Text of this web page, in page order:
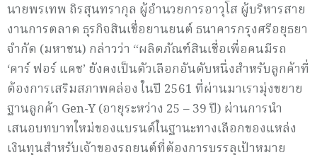
นายพรเทพ ถิรสุนทรากุล ผู้อำนวยการอาวุโส ผู้บริหารสาย
งานการตลาด ธุรกิจสินเชื่อยานยนต์ ธนาคารกรุงศรีอยุธยา
จำกัด (มหาชน) กล่าวว่า “ผลิตภัณฑ์สินเชื่อเพื่อคนมีรถ
‘คาร์ ฟอร์ แคช’ ยังคงเป็นตัวเลือกอันดับหนึ่งสำหรับลูกค้าที่
ต้องการเสริมสภาพคล่อง ในปี 2561 ที่ผ่านมาเรามุ่งขยาย
ฐานลูกค้า Gen-Y (อายุระหว่าง 25 – 39 ปี) ผ่านการนำ
เสนอบทบาทใหม่ของแบรนด์ในฐานะทางเลือกของแหล่ง
เงินทุนสำหรับเจ้าของรถยนต์ที่ต้องการบรรลุเป้าหมาย